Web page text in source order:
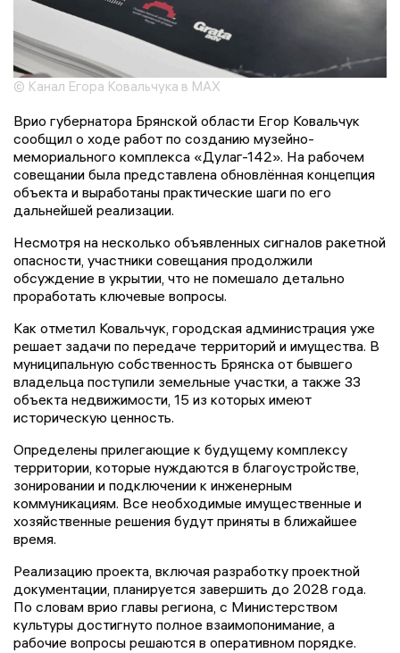
© Канал Егора Ковальчука в MAX
Врио губернатора Брянской области Егор Ковальчук
сообщил о ходе работ по созданию музейно-
мемориального комплекса «Дулаг-142». На рабочем
совещании была представлена обновлённая концепция
объекта и выработаны практические шаги по его
дальнейшей реализации.
Несмотря на несколько объявленных сигналов ракетной
опасности, участники совещания продолжили
обсуждение в укрытии, что не помешало детально
проработать ключевые вопросы.
Как отметил Ковальчук, городская администрация уже
решает задачи по передаче территорий и имущества. В
муниципальную собственность Брянска от бывшего
владельца поступили земельные участки, а также 33
объекта недвижимости, 15 из которых имеют
историческую ценность.
Определены прилегающие к будущему комплексу
территории, которые нуждаются в благоустройстве,
зонировании и подключении к инженерным
коммуникациям. Все необходимые имущественные и
хозяйственные решения будут приняты в ближайшее
время.
Реализацию проекта, включая разработку проектной
документации, планируется завершить до 2028 года.
По словам врио главы региона, с Министерством
культуры достигнуто полное взаимопонимание, а
рабочие вопросы решаются в оперативном порядке.